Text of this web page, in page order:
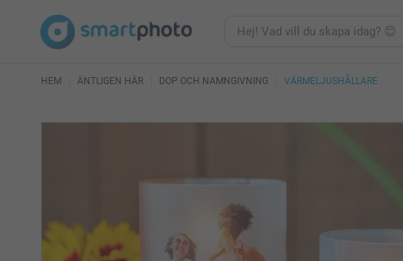
HEM ÄNTLIGEN HÄR DOP OCH NAMNGIVNING VÄRMELJUSHÅLLARE